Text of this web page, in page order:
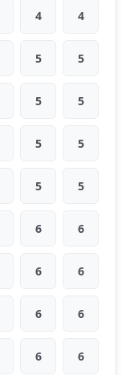
4 4
5 5
5 5
5 5
5 5
6 6
6 6
6 6
6 6